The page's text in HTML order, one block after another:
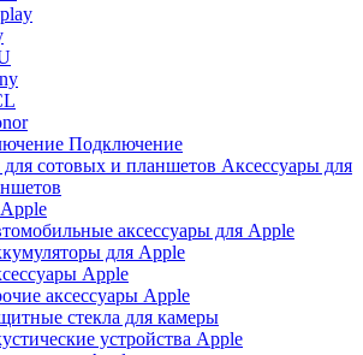
Подключение
Аксессуары для
Apple
аксессуары для Apple
для Apple
Apple
аксессуары Apple
стекла для камеры
устройства Apple